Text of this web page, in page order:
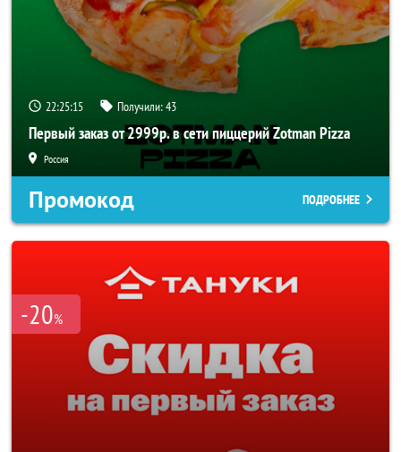
22:25:14 Получили:43
Первый заказ от 2999р. в сети пиццерий Zotman Pizza
Россия
Промокод ПОДРОБНЕЕ
-20%